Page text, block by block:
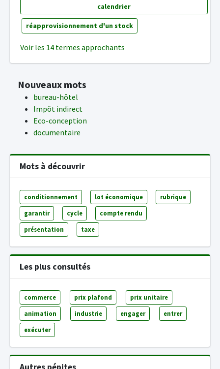
calendrier
réapprovisionnement d'un stock
Voir les 14 termes approchants
Nouveaux mots
bureau-hôtel
Impôt indirect
Eco-conception
documentaire
Mots à découvrir
conditionnement lot économique rubrique
garantir cycle compte rendu
présentation taxe
Les plus consultés
commerce prix plafond prix unitaire
animation industrie engager entrer
exécuter